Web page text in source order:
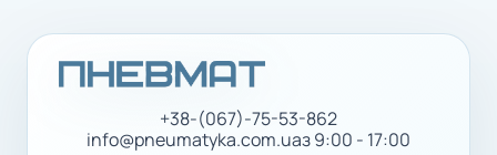
+38-(067)-75-53-862
info@pneumatyka.com.uaз 9:00 - 17:00